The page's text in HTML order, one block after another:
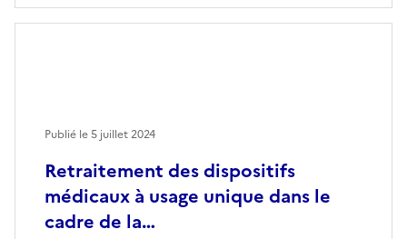
Retraitement des dispositifs
médicaux à usage unique dans le
cadre de la…
Publié le5 juillet 2024